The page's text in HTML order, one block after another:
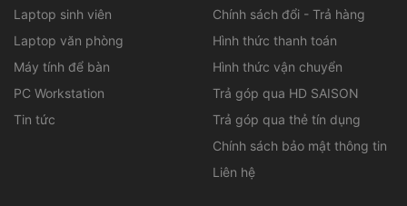
Laptop sinh viên
Laptop văn phòng
Máy tính để bàn
PC Workstation
Tin tức
Chính sách đổi - Trả hàng
Hình thức thanh toán
Hình thức vận chuyển
Trả góp qua HD SAISON
Trả góp qua thẻ tín dụng
Chính sách bảo mật thông tin
Liên hệ